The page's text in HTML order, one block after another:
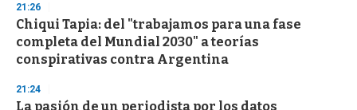
21:26
Chiqui Tapia: del "trabajamos para una fase
completa del Mundial 2030" a teorías
conspirativas contra Argentina
21:24
La pasión de un periodista por los datos